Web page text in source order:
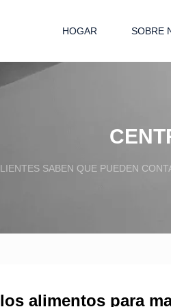
HOGAR SOBRE
SABEN QUE PUEDEN
alimentos para